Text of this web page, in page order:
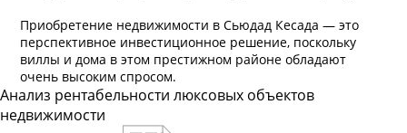
Приобретение недвижимости в Сьюдад Кесада — это
перспективное инвестиционное решение, поскольку
виллы и дома в этом престижном районе обладают
очень высоким спросом.
Анализ рентабельности люксовых объектов
недвижимости